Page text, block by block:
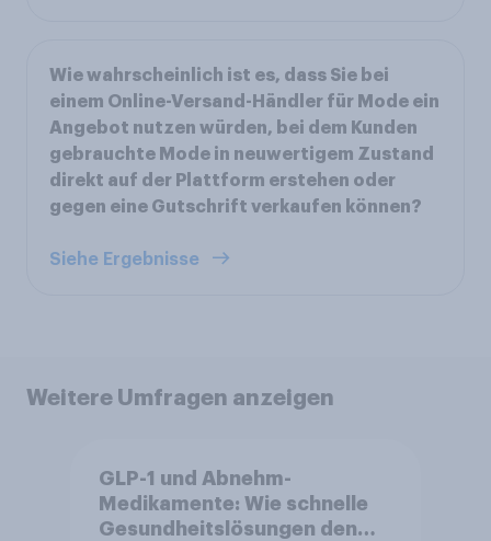
Wie wahrscheinlich ist es, dass Sie bei
einem Online-Versand-Händler für Mode ein
Angebot nutzen würden, bei dem Kunden
gebrauchte Mode in neuwertigem Zustand
direkt auf der Plattform erstehen oder
gegen eine Gutschrift verkaufen können?
Siehe Ergebnisse
Weitere Umfragen anzeigen
GLP-1 und Abnehm-
Medikamente: Wie schnelle
Gesundheitslösungen den